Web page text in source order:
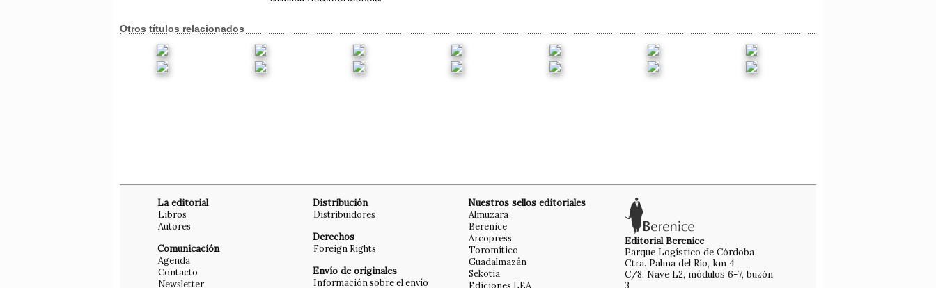
Otros títulos relacionados
La editorial
Libros
Autores
Comunicación
Agenda
Contacto
Newsletter
Distribución
Distribuidores
Derechos
Foreign Rights
Envío de originales
Información sobre el envío
Nuestros sellos editoriales
Almuzara
Berenice
Arcopress
Toromítico
Guadalmazán
Sekotia
Ediciones LEA
Editorial Berenice
Parque Logístico de Córdoba
Ctra. Palma del Río, km 4
C/8, Nave L2, módulos 6-7, buzón